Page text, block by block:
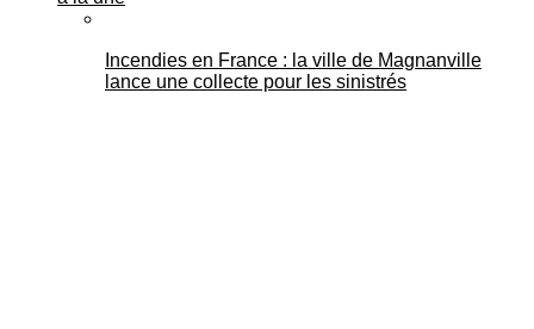
Incendies en France : la ville de Magnanville
lance une collecte pour les sinistrés